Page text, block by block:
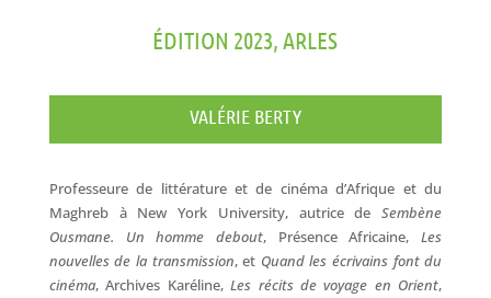
ÉDITION 2023, ARLES
VALÉRIE BERTY
Professeure de littérature et de cinéma d’Afrique et du
Maghreb à New York University, autrice deSembène
Ousmane. Un homme debout, Présence Africaine,Les
nouvelles de la transmission, et Quand les écrivains font du
cinéma, Archives Karéline,Les récits de voyage en Orient,